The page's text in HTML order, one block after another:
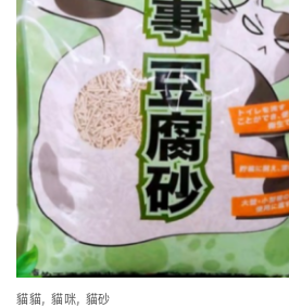
貓貓, 貓咪, 貓砂